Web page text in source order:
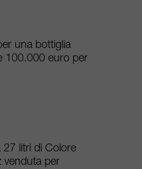
una bottiglia
100.000 euro per
27 litri di Colore
venduta per